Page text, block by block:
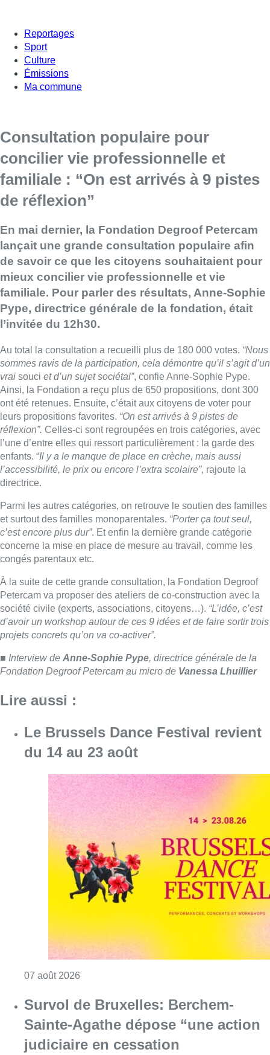
Reportages
Sport
Culture
Émissions
Ma commune
Consultation populaire pour
concilier vie professionnelle et
familiale : “On est arrivés à 9 pistes
de réflexion”
En mai dernier, la Fondation Degroof Petercam
lançait une grande consultation populaire afin
de savoir ce que les citoyens souhaitaient pour
mieux concilier vie professionnelle et vie
familiale. Pour parler des résultats, Anne-Sophie
Pype, directrice générale de la fondation, était
l’invitée du 12h30.
Au total la consultation a recueilli plus de 180 000 votes. “Nous
sommes ravis de la participation, cela démontre qu’il s’agit d’un
vrai souci et d’un sujet sociétal”, confie Anne-Sophie Pype.
Ainsi, la Fondation a reçu plus de 650 propositions, dont 300
ont été retenues. Ensuite, c’était aux citoyens de voter pour
leurs propositions favorites. “On est arrivés à 9 pistes de
réflexion”. Celles-ci sont regroupées en trois catégories, avec
l’une d’entre elles qui ressort particulièrement : la garde des
enfants. “Il y a le manque de place en crèche, mais aussi
l’accessibilité, le prix ou encore l’extra scolaire”, rajoute la
directrice.
Parmi les autres catégories, on retrouve le soutien des familles
et surtout des familles monoparentales. “Porter ça tout seul,
c’est encore plus dur”. Et enfin la dernière grande catégorie
concerne la mise en place de mesure au travail, comme les
congés parentaux etc.
À la suite de cette grande consultation, la Fondation Degroof
Petercam va proposer des ateliers de co-construction avec la
société civile (experts, associations, citoyens…). “L’idée, c’est
d’avoir un workshop autour de ces 9 idées et de faire sortir trois
projets concrets qu’on va co-activer”.
■ Interview de Anne-Sophie Pype, directrice générale de la
Fondation Degroof Petercam au micro de Vanessa Lhuillier
Lire aussi :
Le Brussels Dance Festival revient
du 14 au 23 août
07 août 2026
Survol de Bruxelles: Berchem-
Sainte-Agathe dépose “une action
judiciaire en cessation